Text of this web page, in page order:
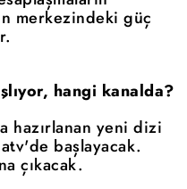
merkezindeki güç
hangi kanalda?
hazırlanan yeni dizi
başlayacak.
çıkacak.